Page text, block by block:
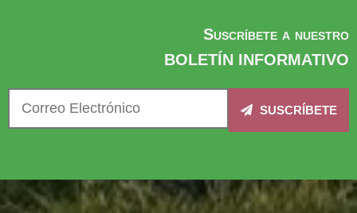
Suscríbete a nuestro
BOLETÍN INFORMATIVO
SUSCRÍBETE